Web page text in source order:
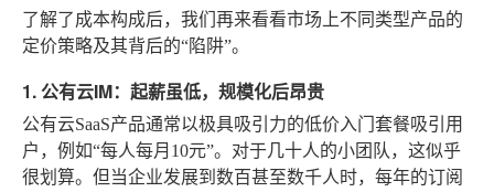
了解了成本构成后，我们再来看看市场上不同类型产品的
定价策略及其背后的“陷阱”。
1. 公有云IM：起薪虽低，规模化后昂贵
公有云SaaS产品通常以极具吸引力的低价入门套餐吸引用
户，例如“每人每月10元”。对于几十人的小团队，这似乎
很划算。但当企业发展到数百甚至数千人时，每年的订阅